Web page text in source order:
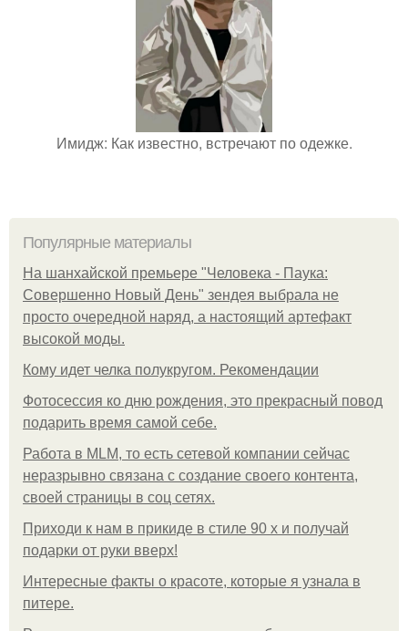
Имидж: Как известно, встречают по одежке.
Популярные материалы
На шанхайской премьере "Человека - Паука:
Совершенно Новый День" зендея выбрала не
просто очередной наряд, а настоящий артефакт
высокой моды.
Кому идет челка полукругом. Рекомендации
Фотосессия ко дню рождения, это прекрасный повод
подарить время самой себе.
Работа в MLM, то есть сетевой компании сейчас
неразрывно связана с создание своего контента,
своей страницы в соц сетях.
Приходи к нам в прикиде в стиле 90 х и получай
подарки от руки вверх!
Интересные факты о красоте, которые я узнала в
питере.